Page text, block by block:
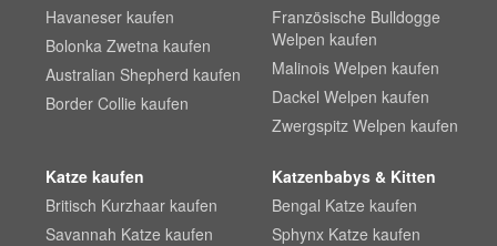
Havaneser kaufen
Bolonka Zwetna kaufen
Australian Shepherd kaufen
Border Collie kaufen
Französische Bulldogge
Welpen kaufen
Malinois Welpen kaufen
Dackel Welpen kaufen
Zwergspitz Welpen kaufen
Katze kaufen
Britisch Kurzhaar kaufen
Savannah Katze kaufen
Katzenbabys & Kitten
Bengal Katze kaufen
Sphynx Katze kaufen